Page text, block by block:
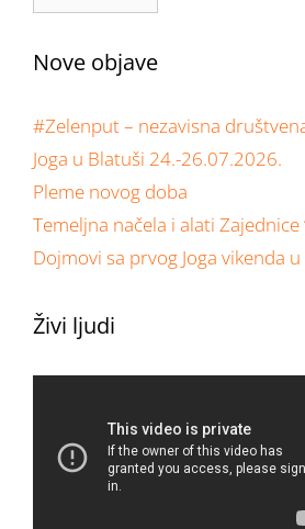
Nove objave
#Zelenput – nezavisna
Joga u Blatuši 24.-26.07.2026.
Pleme novog doba
Temeljna načela i alati Zajednice
Dojmovi sa prvog Joga vikenda
Živi ljudi